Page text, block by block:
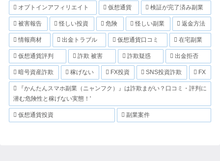
オプトインアフィリエイト 仮想通貨 検証が完了済み副業
被害報告 怪しい投資 危険 怪しい副業 返金方法
情報商材 出金トラブル 仮想通貨口コミ 在宅副業
仮想通貨評判 詐欺 被害 詐欺疑惑 出金拒否
暗号資産詐欺 稼げない FX投資 SNS投資詐欺 FX
『かんたんスマホ副業（ニャンフク）』は詐欺まがい？口コミ・評判に
潜む危険性と稼げない実態！'
仮想通貨投資 副業案件